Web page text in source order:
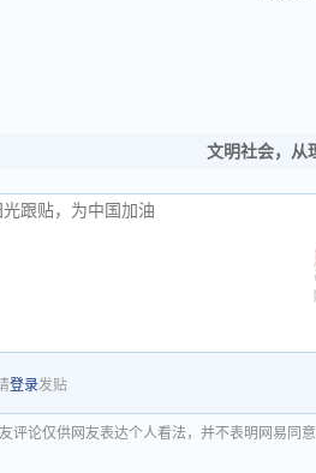
文明社会，从
登录发贴
评论仅供网友表达个人看法，并不表明网易同